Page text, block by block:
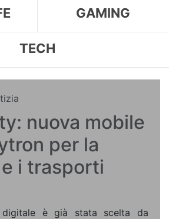
GAMING
TECH
nuova mobile
per la
i trasporti
digitale è già stata scelta da